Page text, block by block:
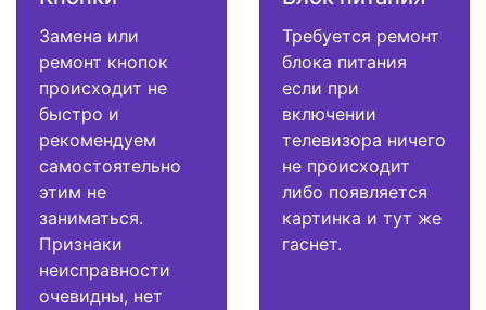
Замена или
ремонт кнопок
происходит не
быстро и
рекомендуем
самостоятельно
этим не
заниматься.
Признаки
неисправности
очевидны, нет
Требуется ремонт
блока питания
если при
включении
телевизора ничего
не происходит
либо появляется
картинка и тут же
гаснет.